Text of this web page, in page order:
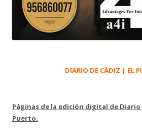
DIARIO DE CÁDIZ | EL
Páginas de la edición digital de Diario
Puerto.